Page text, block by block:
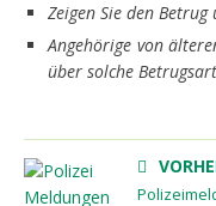
Zeigen Sie den
Angehörige von
über solche